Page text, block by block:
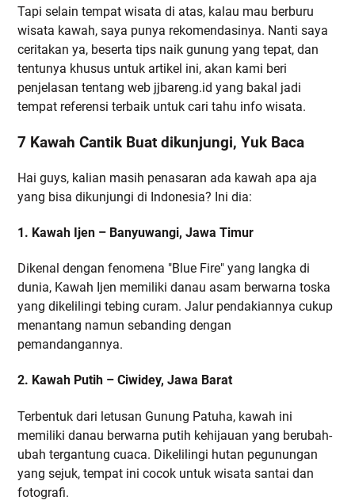
Tapi selain tempat wisata di atas, kalau mau berburu
wisata kawah, saya punya rekomendasinya. Nanti saya
ceritakan ya, beserta tips naik gunung yang tepat, dan
tentunya khusus untuk artikel ini, akan kami beri
penjelasan tentang web jjbareng.id yang bakal jadi
tempat referensi terbaik untuk cari tahu info wisata.
7 Kawah Cantik Buat dikunjungi, Yuk Baca
Hai guys, kalian masih penasaran ada kawah apa aja
yang bisa dikunjungi di Indonesia? Ini dia:
1. Kawah Ijen – Banyuwangi, Jawa Timur
Dikenal dengan fenomena "Blue Fire" yang langka di
dunia, Kawah Ijen memiliki danau asam berwarna toska
yang dikelilingi tebing curam. Jalur pendakiannya cukup
menantang namun sebanding dengan
pemandangannya.
2. Kawah Putih – Ciwidey, Jawa Barat
Terbentuk dari letusan Gunung Patuha, kawah ini
memiliki danau berwarna putih kehijauan yang berubah-
ubah tergantung cuaca. Dikelilingi hutan pegunungan
yang sejuk, tempat ini cocok untuk wisata santai dan
fotografi.